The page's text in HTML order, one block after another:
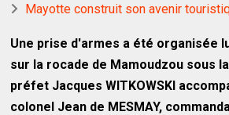
Mayotte construit son avenir
Une prise d'armes a été organisée
sur la rocade de Mamoudzou sous
préfet Jacques WITKOWSKI
colonel Jean de MESMAY,